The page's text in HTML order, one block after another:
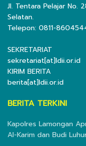
Jl. Tentara Pelajar No.
Selatan.
Telepon: 0811-
SEKRETARIAT
sekretariat[at]ldii.or.id
KIRIM BERITA
berita[at]ldii.or.id
BERITA TERKINI
Kapolres Lamongan
Al-Karim dan Budi